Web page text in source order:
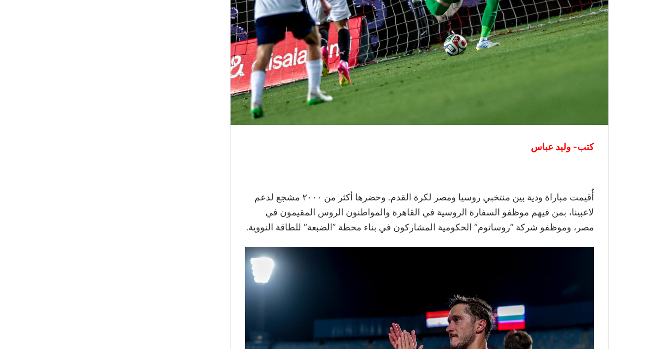
كتب- وليد عباس
أُقيمت مباراة ودية بين منتخبي روسيا ومصر لكرة القدم. وحضرها أكثر من ٢٠٠٠ مشجع لدعم
لاعبينا، بمن فيهم موظفو السفارة الروسية في القاهرة والمواطنون الروس المقيمون في
مصر، وموظفو شركة “روساتوم” الحكومية المشاركون في بناء محطة “الضبعة” للطاقة النووية.